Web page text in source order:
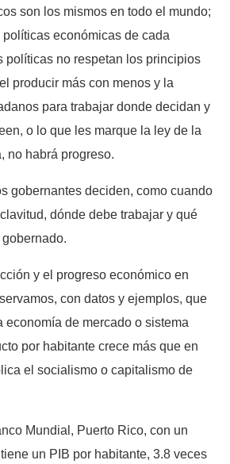
son los mismos en todo el mundo;
políticas económicas de cada
políticas no respetan los principios
producir más con menos y la
para trabajar donde decidan y
o lo que les marque la ley de la
no habrá progreso.
gobernantes deciden, como cuando
dónde debe trabajar y qué
y el progreso económico en
con datos y ejemplos, que
economía de mercado o sistema
por habitante crece más que en
el socialismo o capitalismo de
Mundial, Puerto Rico, con un
un PIB por habitante, 3.8 veces